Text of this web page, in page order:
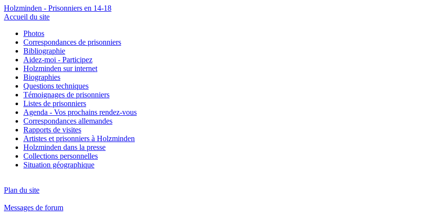
Holzminden - Prisonniers en 14-18
Accueil du site
Photos
Correspondances de prisonniers
Bibliographie
Aidez-moi - Participez
Holzminden sur internet
Biographies
Questions techniques
Témoignages de prisonniers
Listes de prisonniers
Agenda - Vos prochains rendez-vous
Correspondances allemandes
Rapports de visites
Artistes et prisonniers à Holzminden
Holzminden dans la presse
Collections personnelles
Situation géographique
Plan du site
Messages de forum